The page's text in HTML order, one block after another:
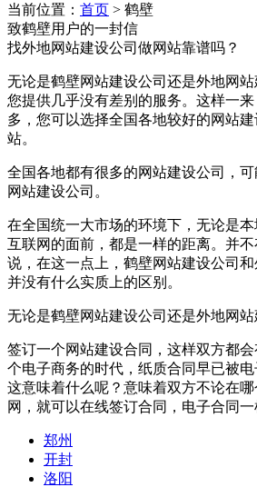
当前位置： 首页 > 鹤壁
致鹤壁用户的一封信
找外地网站建设公司做网站靠谱吗？
无论是鹤壁网站建设公司还是外地网
您提供几乎没有差别的服务。这样一
多，您可以选择全国各地较好的网站
站。
全国各地都有很多的网站建设公司，
网站建设公司。
在全国统一大市场的环境下，无论是
互联网的面前，都是一样的距离。并
说，在这一点上，鹤壁网站建设公司和
并没有什么实质上的区别。
无论是鹤壁网站建设公司还是外地网站
签订一个网站建设合同，这样双方都
个电子商务的时代，纸质合同早已被电
这意味着什么呢？意味着双方不论在
网，就可以在线签订合同，电子合同一
郑州
开封
洛阳